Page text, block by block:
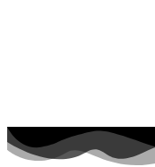
Transporte